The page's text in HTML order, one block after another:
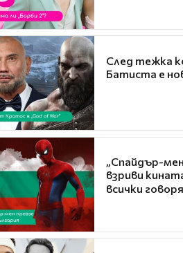
След тежка
Батиста е
„Спайдър-
взриви
всички